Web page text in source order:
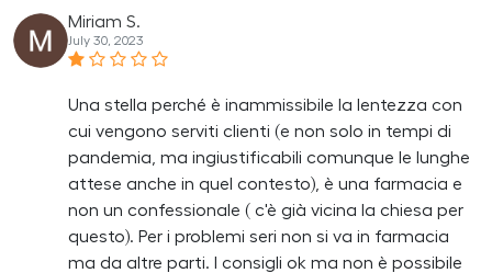
Miriam S.
July 30, 2023
Una stella perché è inammissibile la lentezza con
cui vengono serviti clienti (e non solo in tempi di
pandemia, ma ingiustificabili comunque le lunghe
attese anche in quel contesto), è una farmacia e
non un confessionale ( c'è già vicina la chiesa per
questo). Per i problemi seri non si va in farmacia
ma da altre parti. I consigli ok ma non è possibile